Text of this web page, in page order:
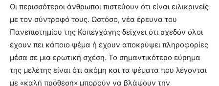
Οι περισσότεροι άνθρωποι πιστεύουν ότι είναι ειλικρινείς
με τον σύντροφό τους. Ωστόσο, νέα έρευνα του
Πανεπιστημίου της Κοπεγχάγης δείχνει ότι σχεδόν όλοι
έχουν πει κάποιο ψέμα ή έχουν αποκρύψει πληροφορίες
μέσα σε μια ερωτική σχέση. Το σημαντικότερο εύρημα
της μελέτης είναι ότι ακόμη και τα ψέματα που λέγονται
με «καλή πρόθεση» μπορούν να βλάψουν την